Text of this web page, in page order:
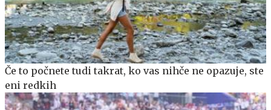
Če to počnete tudi takrat, ko vas nihče ne opazuje, ste
eni redkih